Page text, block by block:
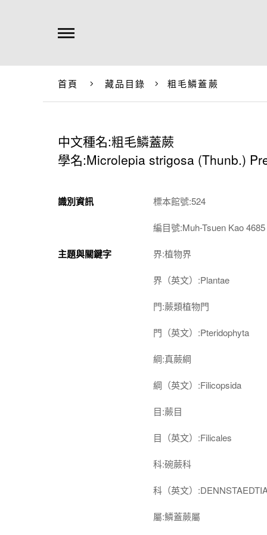
首頁 藏品目錄 粗毛鱗蓋蕨
中文種名:粗毛鱗蓋蕨
學名:Microlepia strigosa (Thunb.)
識別資訊 標本館號:524
編目號:Muh-Tsuen Kao 4685
主題與關鍵字 界:植物界
界（英文）:Plantae
門:蕨類植物門
門（英文）:Pteridophyta
綱:真蕨綱
綱（英文）:Filicopsida
目:蕨目
目（英文）:Filicales
科:碗蕨科
科（英文）
屬:鱗蓋蕨屬